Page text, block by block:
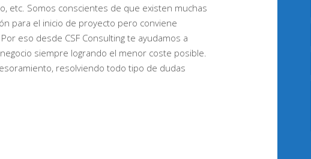
etc. Somos conscientes de que existen muchas
para el inicio de proyecto pero conviene
eso desde CSF Consulting te ayudamos a
siempre logrando el menor coste posible.
resolviendo todo tipo de dudas